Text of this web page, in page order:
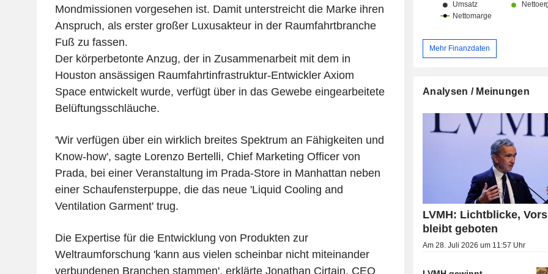
Mondmissionen vorgesehen ist. Damit unterstreicht die Marke ihren
Anspruch, als erster großer Luxusakteur in der Raumfahrtbranche
Fuß zu fassen.
Der körperbetonte Anzug, der in Zusammenarbeit mit dem in
Houston ansässigen Raumfahrtinfrastruktur-Entwickler Axiom
Space entwickelt wurde, verfügt über in das Gewebe eingearbeitete
Belüftungsschläuche.
'Wir verfügen über ein wirklich breites Spektrum an Fähigkeiten und
Know-how', sagte Lorenzo Bertelli, Chief Marketing Officer von
Prada, bei einer Veranstaltung im Prada-Store in Manhattan neben
einer Schaufensterpuppe, die das neue 'Liquid Cooling and
Ventilation Garment' trug.
Die Expertise für die Entwicklung von Produkten zur
Weltraumforschung 'kann aus vielen scheinbar nicht miteinander
verbundenen Branchen stammen', erklärte Jonathan Cirtain, CEO
Ende 2025 werden die
Netzwerk von 6.283
geografisch wie folgt:
Europa (18 %), Japan (7,9 %),
Mehr Finanzdaten
Analysen / Meinungen
LVMH: Lichtblicke,
bleibt geboten
Am 28. Juli 2026 um 11:57 Uhr